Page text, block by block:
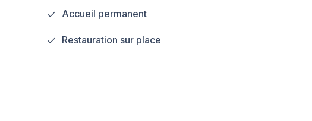
Accueil permanent
Restauration sur place